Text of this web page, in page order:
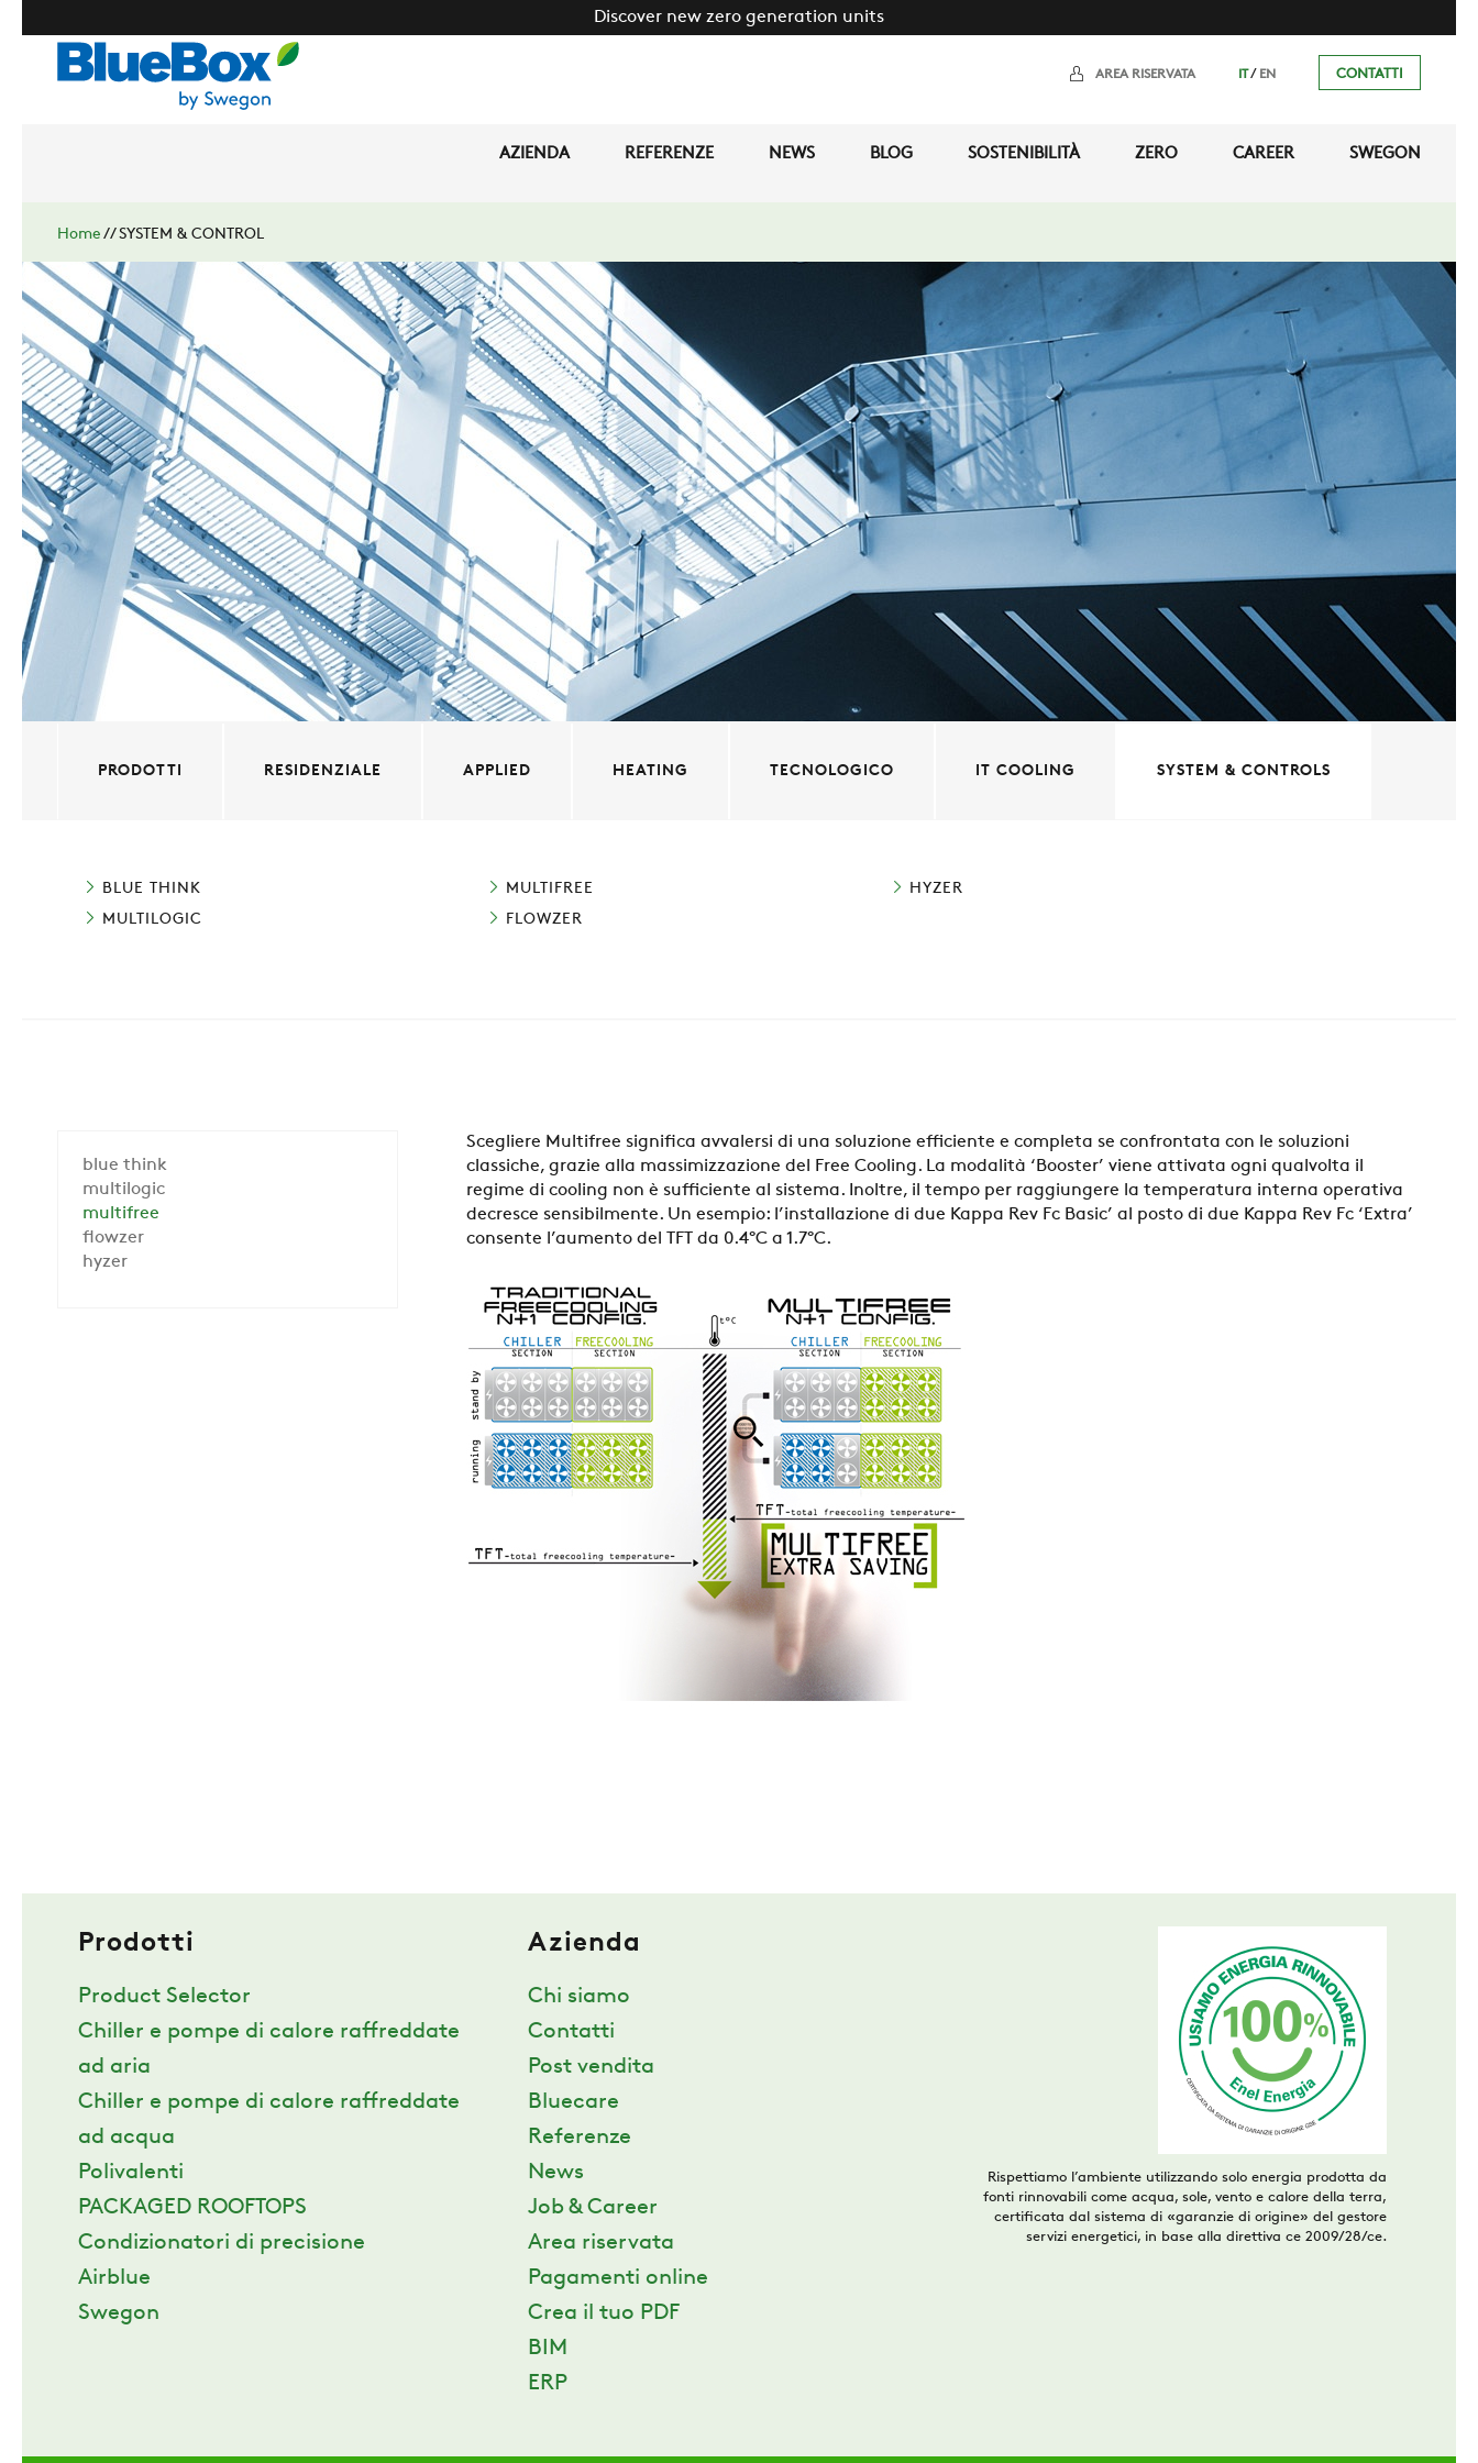
Discover new zero generation units
AREA RISERVATA IT/ EN CONTATTI
NEWS
AREA RISERVATA
SOSTENIBILITÀ
ZERO
CAREER
AZIENDA REFERENZE NEWS BLOG SOSTENIBILITÀ ZERO CAREER SWEGON
Home //SYSTEM & CONTROL
PRODOTTI RESIDENZIALE APPLIED HEATING TECNOLOGICO IT COOLING SYSTEM & CONTROLS
BLUE THINK
MULTILOGIC
MULTIFREE
FLOWZER
HYZER
blue think
multilogic
multifree
flowzer
hyzer
Scegliere Multifree significa avvalersi di una soluzione efficiente e completa se confrontata con le soluzioni
classiche, grazie alla massimizzazione del Free Cooling. La modalità ‘Booster’ viene attivata ogni qualvolta il
regime di cooling non è sufficiente al sistema. Inoltre, il tempo per raggiungere la temperatura interna operativa
decresce sensibilmente. Un esempio: l’installazione di due Kappa Rev Fc Basic’ al posto di due Kappa Rev Fc ‘Extra’
consente l’aumento del TFT da 0.4°C a 1.7°C.
Prodotti
Product Selector
Chiller e pompe di calore raffreddate
ad aria
Chiller e pompe di calore raffreddate
ad acqua
Polivalenti
PACKAGED ROOFTOPS
Condizionatori di precisione
Airblue
Swegon
Azienda
Chi siamo
Contatti
Post vendita
Bluecare
Referenze
News
Job & Career
Area riservata
Pagamenti online
Crea il tuo PDF
BIM
ERP
Rispettiamo l’ambiente utilizzando solo energia prodotta da
fonti rinnovabili come acqua, sole, vento e calore della terra,
certificata dal sistema di «garanzie di origine» del gestore
servizi energetici, in base alla direttiva ce 2009/28/ce.